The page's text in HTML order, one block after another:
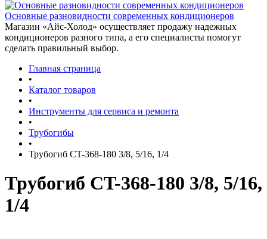
Основные разновидности современных кондиционеров
Магазин «Айс-Холод» осуществляет продажу надежных
кондиционеров разного типа, а его специалисты помогут
сделать правильный выбор.
Главная страница
•
Каталог товаров
•
Инструменты для сервиса и ремонта
•
Трубогибы
•
Трубогиб CT-368-180 3/8, 5/16, 1/4
Трубогиб CT-368-180 3/8, 5/16,
1/4